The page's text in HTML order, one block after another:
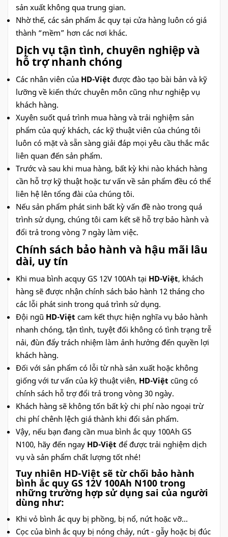
sản xuất không qua trung gian.
Nhờ thế, các sản phẩm ắc quy tại cửa hàng luôn có giá
thành “mềm” hơn các nơi khác.
Dịch vụ tận tình, chuyên nghiệp và
hỗ trợ nhanh chóng
Các nhân viên của HD-Việt được đào tạo bài bản và kỹ
lưỡng về kiến thức chuyên môn cũng như nghiệp vụ
khách hàng.
Xuyên suốt quá trình mua hàng và trải nghiệm sản
phẩm của quý khách, các kỹ thuật viên của chúng tôi
luôn có mặt và sẵn sàng giải đáp mọi yêu cầu thắc mắc
liên quan đến sản phẩm.
Trước và sau khi mua hàng, bất kỳ khi nào khách hàng
cần hỗ trợ kỹ thuật hoặc tư vấn về sản phẩm đều có thể
liên hệ lên tổng đài của chúng tôi.
Nếu sản phẩm phát sinh bất kỳ vấn đề nào trong quá
trình sử dụng, chúng tôi cam kết sẽ hỗ trợ bảo hành và
đổi trả trong vòng 7 ngày làm việc.
Chính sách bảo hành và hậu mãi lâu
dài, uy tín
Khi mua bình acquy GS 12V 100Ah tại HD-Việt, khách
hàng sẽ được nhận chính sách bảo hành 12 tháng cho
các lỗi phát sinh trong quá trình sử dụng.
Đội ngũ HD-Việt cam kết thực hiện nghĩa vụ bảo hành
nhanh chóng, tận tình, tuyệt đối không có tình trạng trễ
nải, đùn đẩy trách nhiệm làm ảnh hưởng đến quyền lợi
khách hàng.
Đối với sản phẩm có lỗi từ nhà sản xuất hoặc không
giống với tư vấn của kỹ thuật viên, HD-Việt cũng có
chính sách hỗ trợ đổi trả trong vòng 30 ngày.
Khách hàng sẽ không tốn bất kỳ chi phí nào ngoại trừ
chi phí chênh lệch giá thành khi đổi sản phẩm.
Vậy, nếu bạn đang cần mua bình ắc quy 100Ah GS
N100, hãy đến ngay HD-Việt để được trải nghiệm dịch
vụ và sản phẩm chất lượng tốt nhé!
Tuy nhiên HD-Việt sẽ từ chối bảo hành
bình ắc quy GS 12V 100Ah N100 trong
những trường hợp sử dụng sai của người
dùng như:
Khi vỏ bình ắc quy bị phồng, bị nổ, nứt hoặc vỡ...
Cọc của bình ắc quy bị nóng chảy, nứt - gẫy hoặc bị đúc